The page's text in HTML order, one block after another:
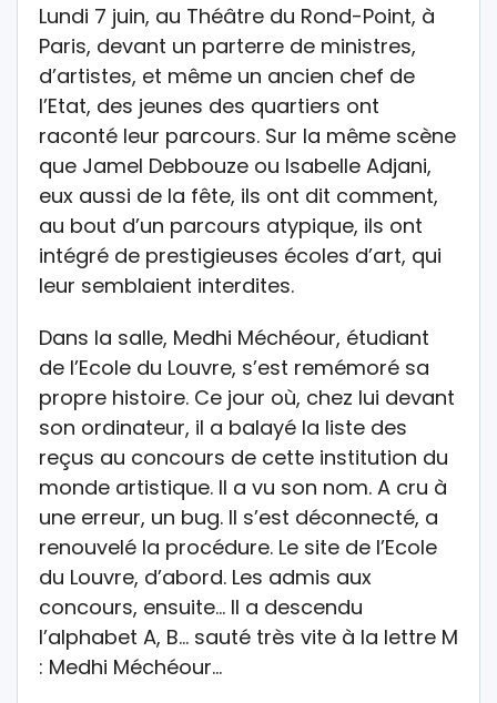
Lundi 7 juin, au Théâtre du Rond-Point, à
Paris, devant un parterre de ministres,
d’artistes, et même un ancien chef de
l’Etat, des jeunes des quartiers ont
raconté leur parcours. Sur la même scène
que Jamel Debbouze ou Isabelle Adjani,
eux aussi de la fête, ils ont dit comment,
au bout d’un parcours atypique, ils ont
intégré de prestigieuses écoles d’art, qui
leur semblaient interdites.
Dans la salle, Medhi Méchéour, étudiant
de l’Ecole du Louvre, s’est remémoré sa
propre histoire. Ce jour où, chez lui devant
son ordinateur, il a balayé la liste des
reçus au concours de cette institution du
monde artistique. Il a vu son nom. A cru à
une erreur, un bug. Il s’est déconnecté, a
renouvelé la procédure. Le site de l’Ecole
du Louvre, d’abord. Les admis aux
concours, ensuite… Il a descendu
l’alphabet A, B… sauté très vite à la lettre M
: Medhi Méchéour…